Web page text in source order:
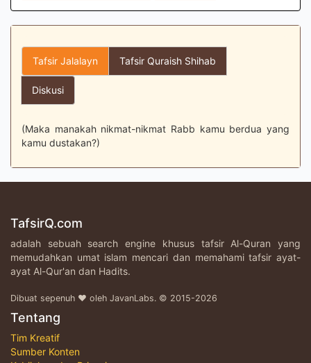
Tafsir Jalalayn Tafsir Quraish Shihab
Diskusi
(Maka manakah nikmat-nikmat Rabb kamu berdua yang
kamu dustakan?)
TafsirQ.com
adalah sebuah search engine khusus tafsir Al-Quran yang
memudahkan umat islam mencari dan memahami tafsir ayat-
ayat Al-Qur'an dan Hadits.
Dibuat sepenuh ♥ oleh JavanLabs. © 2015-2026
Tentang
Tim Kreatif
Sumber Konten